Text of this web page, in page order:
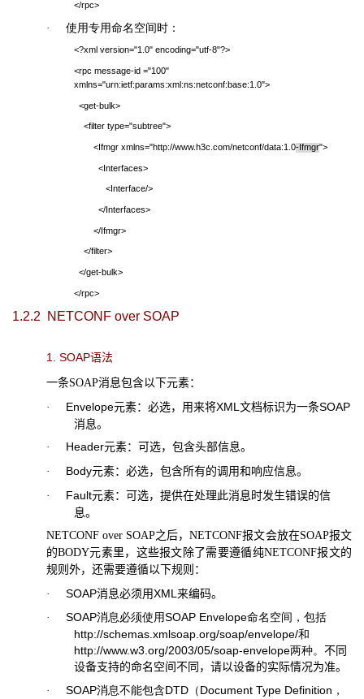
</rpc>
· 使用专用命名空间时：
<?xml version="1.0" encoding="utf-8"?>
<rpc message-id ="100"
xmlns="urn:ietf:params:xml:ns:netconf:base:1.0">
<get-bulk>
<filter type="subtree">
<Ifmgr xmlns="http://www.h3c.com/netconf/data:1.0-Ifmgr">
<Interfaces>
<Interface/>
</Interfaces>
</Ifmgr>
</filter>
</get-bulk>
</rpc>
1.2.2 NETCONF over SOAP
1. SOAP语法
一条SOAP消息包含以下元素：
·
Envelope元素：必选，用来将XML 文档标识为一条SOAP
消息。
· Header元素：可选，包含头部信息。
· Body元素：必选，包含所有的调用和响应信息。
· Fault元素：可选，提供在处理此消息时发生错误的信
息。
NETCONF over SOAP之后，NETCONF报文会放在SOAP报文
的BODY元素里，这些报文除了需要遵循纯NETCONF报文的
规则外，还需要遵循以下规则：
·
SOAP消息必须用XML 来编码。
· SOAP消息必须使用SOAP Envelope命名空间，包括
http://schemas.xmlsoap.org/soap/envelope/和
http://www.w3.org/2003/05/soap-envelope两种。 不同
设备支持的命名空间不同，请以设备的实际情况为准。
· SOAP消息不能包含DTD（Document Type Definition ，